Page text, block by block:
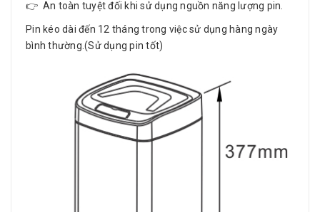
👉 An toàn tuyệt đối khi sử dụng nguồn năng lượng pin.
Pin kéo dài đến 12 tháng trong việc sử dụng hàng ngày
bình thường.(Sử dụng pin tốt)